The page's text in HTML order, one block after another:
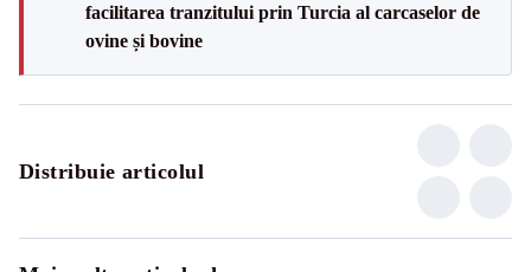
facilitarea tranzitului prin Turcia al carcaselor de
ovine și bovine
Distribuie articolul